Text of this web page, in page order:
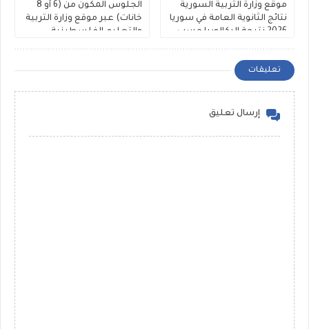
موقع وزارة التربية السورية
نتائج الثانوية العامة في سوريا
2026 نتيجة البكالوريا حسب
الجلوس المكون من (6 أو 8
خانات) عبر موقع وزارة التربية
والتعليم الفلسطينية
تعليقات
إرسال تعليق